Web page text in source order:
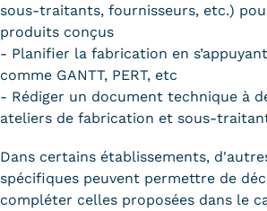
sous-traitants, fournisseurs, etc.)
produits conçus
- Planifier la fabrication en
comme GANTT, PERT, etc
- Rédiger un document technique à
ateliers de fabrication et sous-
Dans certains établissements,
spécifiques peuvent permettre de
compléter celles proposées dans le